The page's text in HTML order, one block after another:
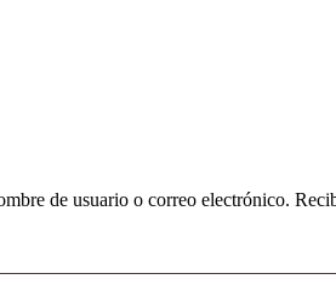
de usuario o correo electrónico.